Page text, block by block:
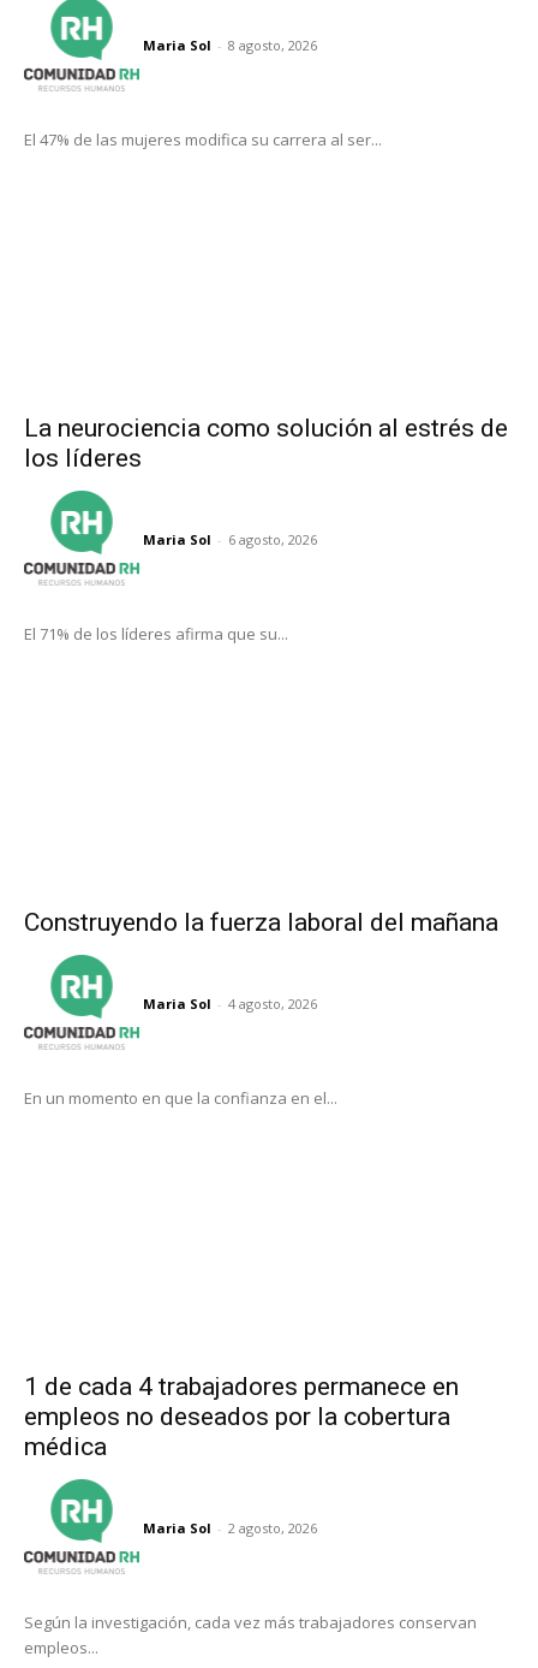
Maria Sol - 8 agosto, 2026
El 47% de las mujeres modifica su carrera al ser...
La neurociencia como solución al estrés de
los líderes
Maria Sol - 6 agosto, 2026
El 71% de los líderes afirma que su...
Construyendo la fuerza laboral del mañana
Maria Sol - 4 agosto, 2026
En un momento en que la confianza en el...
1 de cada 4 trabajadores permanece en
empleos no deseados por la cobertura
médica
Maria Sol - 2 agosto, 2026
Según la investigación, cada vez más trabajadores conservan
empleos...